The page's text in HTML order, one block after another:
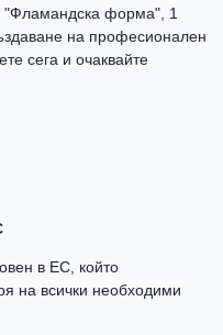
"Фламандска форма", 1
на професионален
сега и очаквайте
в ЕС, който
на всички необходими